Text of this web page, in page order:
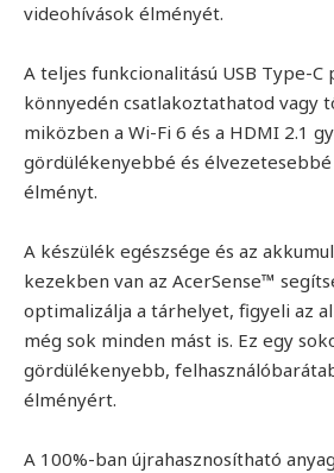
videohívások élményét.
A teljes funkcionalitású USB Type-
könnyedén csatlakoztathatod vagy
miközben a Wi-Fi 6 és a HDMI 2.1
gördülékenyebbé és
élményt.
A készülék egészsége és az
kezekben van az AcerSense™
optimalizálja a tárhelyet, figyeli az
még sok minden mást is. Ez egy
gördülékenyebb,
élményért.
A 100%-ban újrahasznosítható